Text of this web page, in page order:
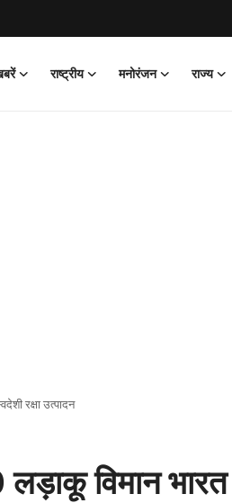
राष्ट्रीय मनोरंजन राज्य
रक्षा उत्पादन
विमान